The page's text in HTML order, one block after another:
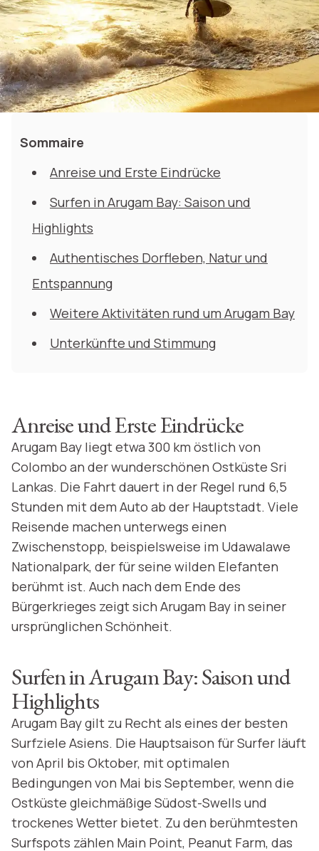
Sommaire
Anreise und Erste Eindrücke
Surfen in Arugam Bay: Saison und
Highlights
Authentisches Dorfleben, Natur und
Entspannung
Weitere Aktivitäten rund um Arugam Bay
Unterkünfte und Stimmung
Anreise und Erste Eindrücke
Arugam Bay liegt etwa 300 km östlich von
Colombo an der wunderschönen Ostküste Sri
Lankas. Die Fahrt dauert in der Regel rund 6,5
Stunden mit dem Auto ab der Hauptstadt. Viele
Reisende machen unterwegs einen
Zwischenstopp, beispielsweise im Udawalawe
Nationalpark, der für seine wilden Elefanten
berühmt ist. Auch nach dem Ende des
Bürgerkrieges zeigt sich Arugam Bay in seiner
ursprünglichen Schönheit.
Surfen in Arugam Bay: Saison und
Highlights
Arugam Bay gilt zu Recht als eines der besten
Surfziele Asiens. Die Hauptsaison für Surfer läuft
von April bis Oktober, mit optimalen
Bedingungen von Mai bis September, wenn die
Ostküste gleichmäßige Südost-Swells und
trockenes Wetter bietet. Zu den berühmtesten
Surfspots zählen Main Point, Peanut Farm, das